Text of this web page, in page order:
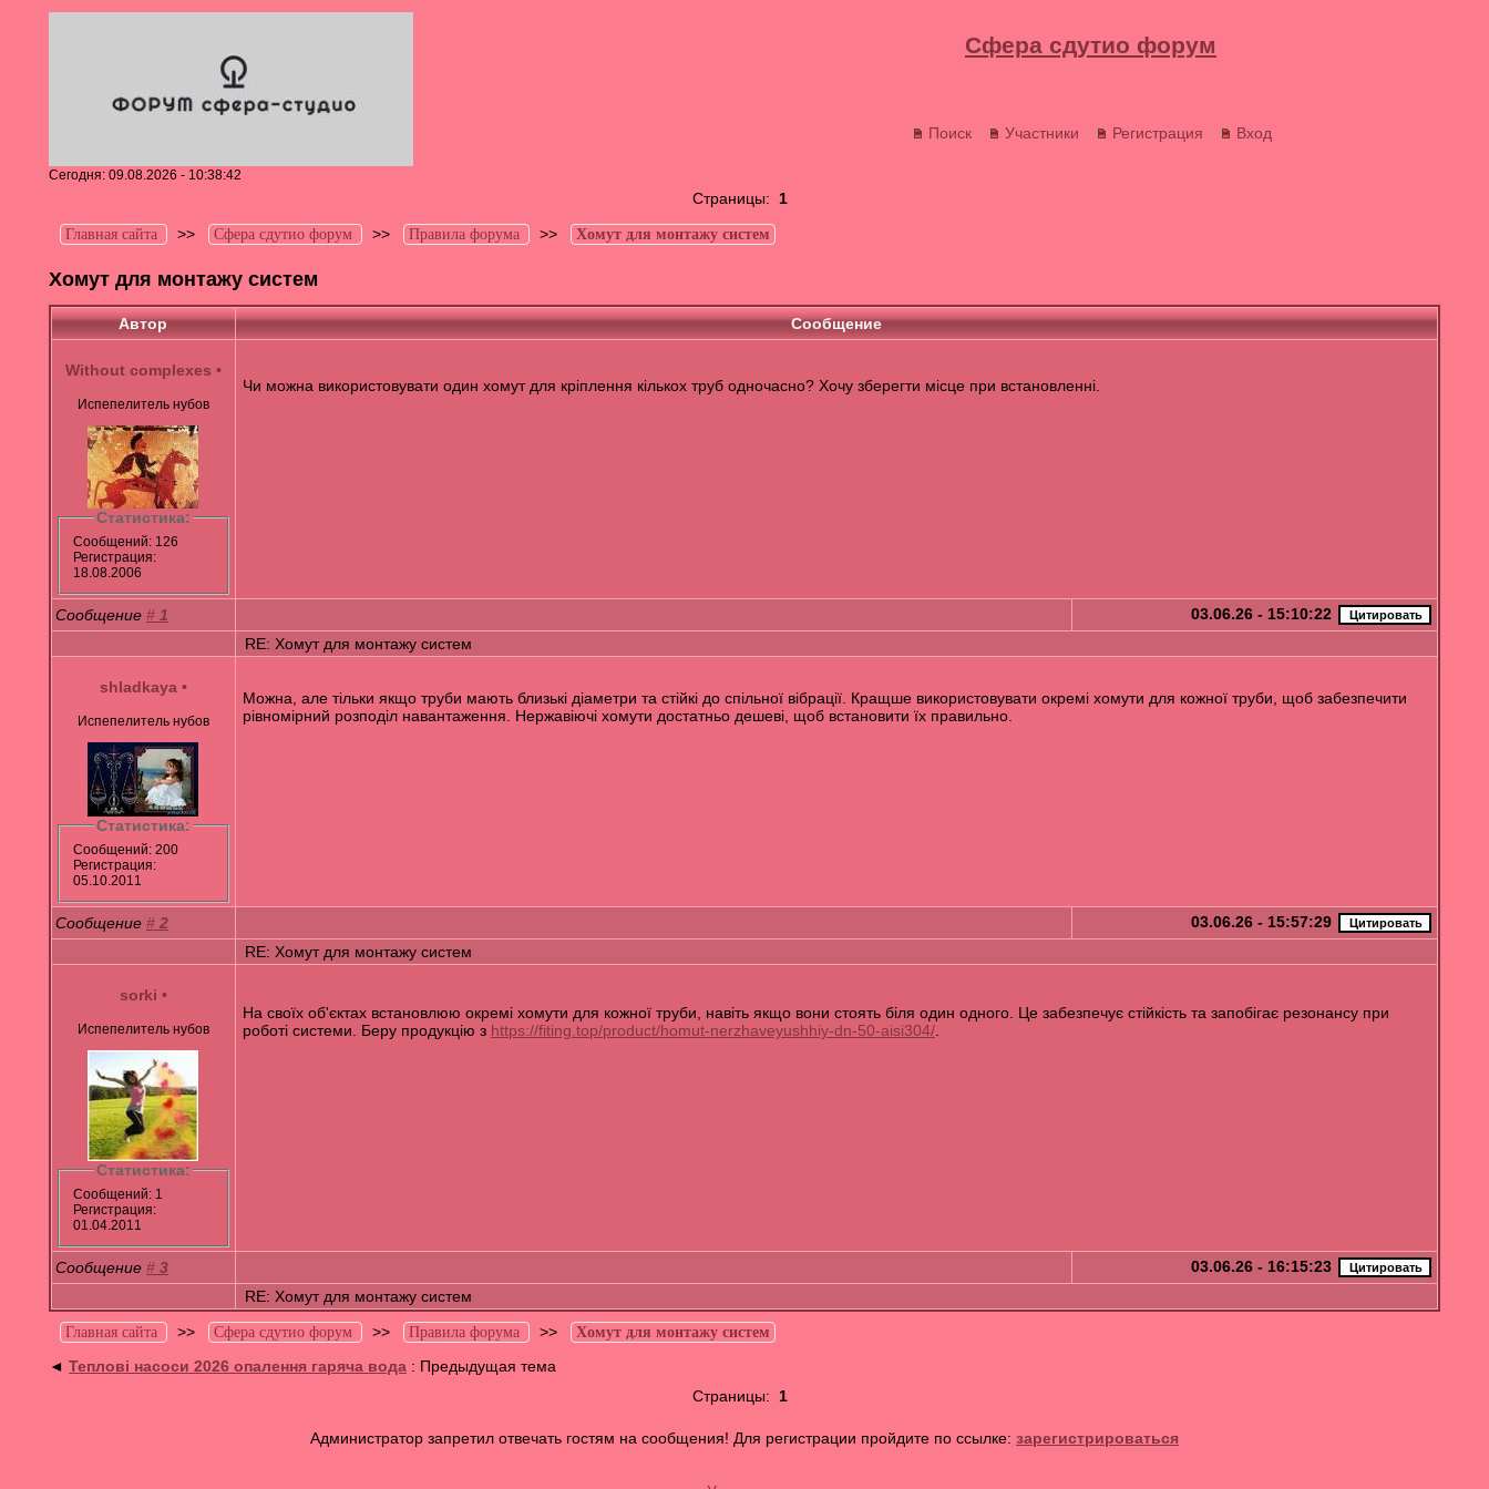
Сфера сдутио форум
Поиск Участники Регистрация Вход
Сегодня: 09.08.2026 - 10:38:42
Страницы: 1
Главная сайта >> Сфера сдутио форум >> Правила форума >> Хомут для монтажу систем
Хомут для монтажу систем
Автор Сообщение
Without complexes •
Испепелитель нубов
Статистика:
Сообщений: 126
Регистрация:
18.08.2006
Чи можна використовувати один хомут для кріплення кількох труб одночасно? Хочу зберегти місце при встановленні.
Сообщение # 1
03.06.26 - 15:10:22
RE: Хомут для монтажу систем
shladkaya •
Испепелитель нубов
Статистика:
Сообщений: 200
Регистрация:
05.10.2011
Можна, але тільки якщо труби мають близькі діаметри та стійкі до спільної вібрації. Кращше використовувати окремі хомути для кожної труби, щоб забезпечити
рівномірний розподіл навантаження. Нержавіючі хомути достатньо дешеві, щоб встановити їх правильно.
Сообщение # 2
03.06.26 - 15:57:29
RE: Хомут для монтажу систем
sorki •
Испепелитель нубов
Статистика:
Сообщений: 1
Регистрация:
01.04.2011
На своїх об'єктах встановлюю окремі хомути для кожної труби, навіть якщо вони стоять біля один одного. Це забезпечує стійкість та запобігає резонансу при
роботі системи. Беру продукцію з https://fiting.top/product/homut-nerzhaveyushhiy-dn-50-aisi304/.
Сообщение # 3
03.06.26 - 16:15:23
RE: Хомут для монтажу систем
Главная сайта >> Сфера сдутио форум >> Правила форума >> Хомут для монтажу систем
◄ Теплові насоси 2026 опалення гаряча вода: Предыдущая тема
Страницы: 1
Администратор запретил отвечать гостям на сообщения! Для регистрации пройдите по ссылке: зарегистрироваться